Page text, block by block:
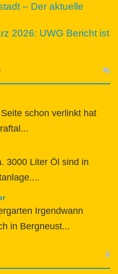
– Der aktuelle
2026: UWG Bericht ist
schon verlinkt hat
3000 Liter Öl sind in
Irgendwann
in Bergneust...